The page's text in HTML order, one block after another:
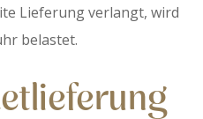
Lieferung verlangt, wird
belastet.